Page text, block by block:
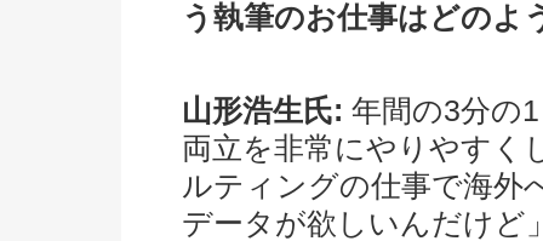
う執筆のお仕事はどのよ
山形浩生氏: 年間の3分の
両立を非常にやりやすく
ルティングの仕事で海外
データが欲しいんだけど